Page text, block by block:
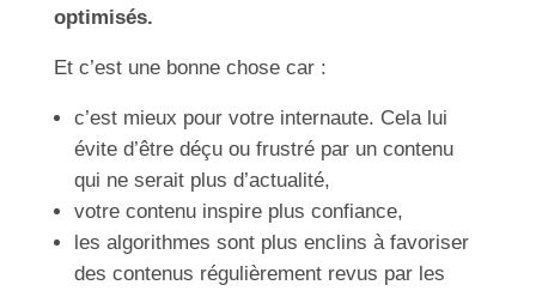
optimisés.
Et c’est une bonne chose car :
c’est mieux pour votre internaute. Cela lui
évite d’être déçu ou frustré par un contenu
qui ne serait plus d’actualité,
votre contenu inspire plus confiance,
les algorithmes sont plus enclins à favoriser
des contenus régulièrement revus par les